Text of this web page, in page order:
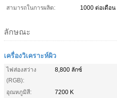
สามารถในการผลิต:
1000 ต่อเดือน
ลักษณะ
เครื่องวิเคราะห์ผิว
ไฟส่องสว่าง
(RGB):
8,800 ลักซ์
อุณหภูมิสี:
7200 K